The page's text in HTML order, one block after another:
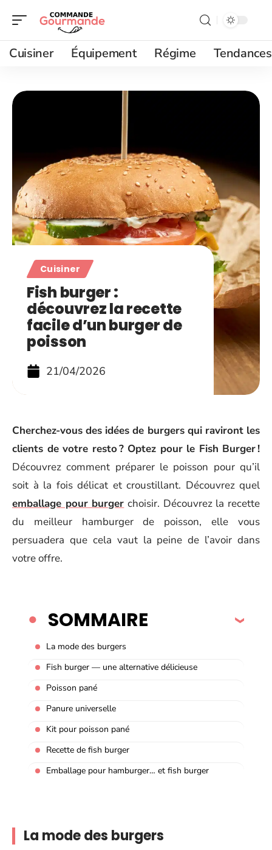
Cuisiner Équipement Régime Tendances
Cuisiner
Fish burger :
découvrez la recette
facile d’un burger de
poisson
21/04/2026
Cherchez-vous des idées de burgers qui raviront les
clients de votre resto ? Optez pour le Fish Burger !
Découvrez comment préparer le poisson pour qu’il
soit à la fois délicat et croustillant. Découvrez quel
emballage pour burger choisir. Découvrez la recette
du meilleur hamburger de poisson, elle vous
persuadera que cela vaut la peine de l’avoir dans
votre offre.
SOMMAIRE
La mode des burgers
Fish burger — une alternative délicieuse
Poisson pané
Panure universelle
Kit pour poisson pané
Recette de fish burger
Emballage pour hamburger… et fish burger
La mode des burgers